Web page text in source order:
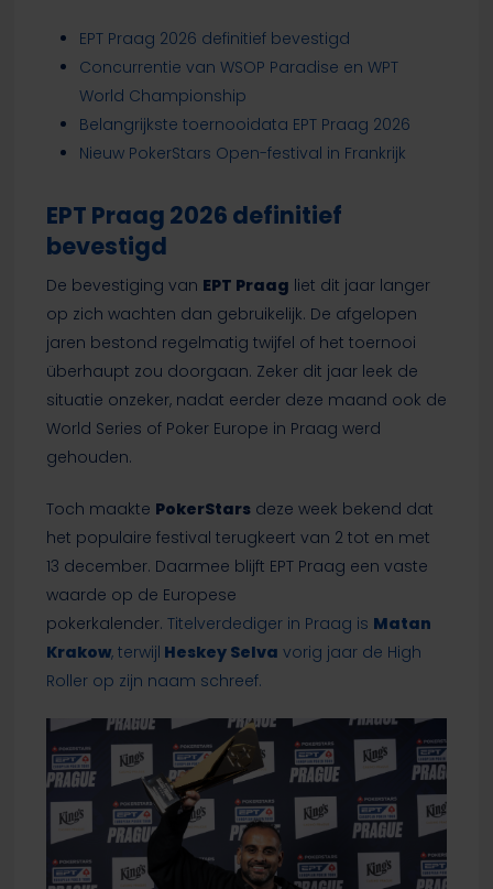
EPT Praag 2026 definitief bevestigd
Concurrentie van WSOP Paradise en WPT
World Championship
Belangrijkste toernooidata EPT Praag 2026
Nieuw PokerStars Open-festival in Frankrijk
EPT Praag 2026 definitief
bevestigd
De bevestiging van EPT Praag liet dit jaar langer
op zich wachten dan gebruikelijk. De afgelopen
jaren bestond regelmatig twijfel of het toernooi
überhaupt zou doorgaan. Zeker dit jaar leek de
situatie onzeker, nadat eerder deze maand ook de
World Series of Poker Europe in Praag werd
gehouden.
Toch maakte PokerStarsdeze week bekend dat
het populaire festival terugkeert van 2 tot en met
13 december. Daarmee blijft EPT Praag een vaste
waarde op de Europese
pokerkalender. Titelverdediger in Praag is Matan
Krakow, terwijl Heskey Selva vorig jaar de High
Roller op zijn naam schreef.